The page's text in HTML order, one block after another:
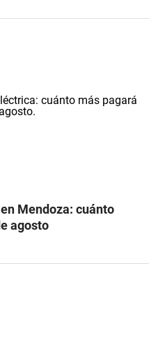
Mendoza: cuánto
agosto